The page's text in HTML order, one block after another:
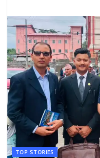
TOP STORIES